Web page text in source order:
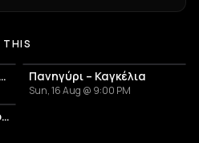
THIS
Μπρατίμια – Μπάντα που Γλεντά Πανηγύρι – Καγκέλια
Sun, 16 Aug @ 9:00 PM
Περιοδεία Γκιντίκι – Καλοκαίρι 2026